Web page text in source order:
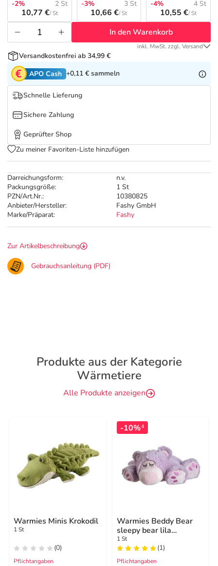
Tierapotheke
Vitamine & Mineralstoffe
Marken
Salus Deals
Darreichungsform:
n.v.
Packungsgröße:
1 St
PZN/Art.Nr.:
10380825
Anbieter/Hersteller:
Fashy GmbH
Marke/Präparat:
Fashy
-2%
2 St
10,77 €/ St
-3% 3 St
10,66 €/ St
-4% 4 St
10,55 €/ St
In den Warenkorb
inkl. MwSt. zzgl. Versand
Versandkostenfrei ab 34,99 €
APO Cash +0,11 € sammeln
Schnelle Lieferung
Sichere Zahlung
Geprüfter Shop
Zu meiner Favoriten-Liste hinzufügen
Zur Artikelbeschreibung
Gebrauchsanleitung (PDF)
Produkte aus der Kategorie
Wärmetiere
Alle Produkte anzeigen
Warmies Minis Krokodil
1 St
(0)
Pflichtangaben
-10%4
Warmies Beddy Bear
sleepy bear lila
herausneh.
1 St
(1)
Pflichtangaben